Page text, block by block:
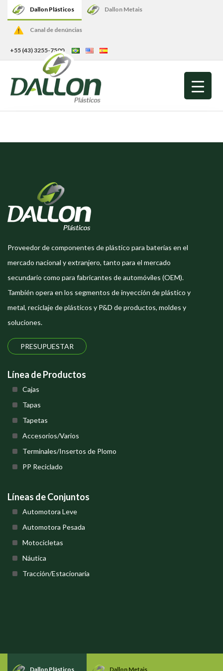
Dallon Plásticos Dallon Metais
Canal de denúncias
+55 (43) 3255-7500
Proveedor de componentes de plástico para baterías en el
mercado nacional y extranjero, tanto para el mercado
secundario como para fabricantes de automóviles (OEM).
También opera en los segmentos de inyección de plástico y
metal, reciclaje de plásticos y P&D de productos, moldes y
soluciones.
PRESUPUESTAR
Línea de Productos
Cajas
Tapas
Tapetas
Accesorios/Varios
Terminales/Insertos de Plomo
PP Reciclado
Líneas de Conjuntos
Automotora Leve
Automotora Pesada
Motocicletas
Náutica
Tracción/Estacionaria
Dallon Plásticos Dallon Metais